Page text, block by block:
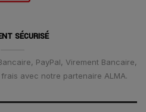
SÉCURISÉ
PayPal, Virement Bancaire,
avec notre partenaire ALMA.